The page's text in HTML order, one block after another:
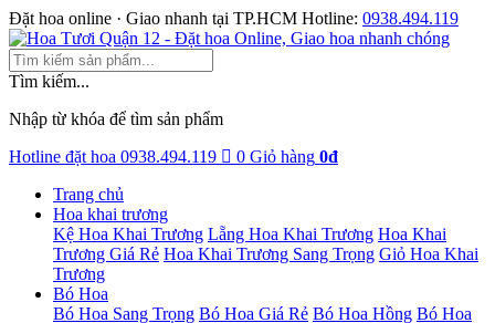
Đặt hoa online · Giao nhanh tại TP.HCM Hotline: 0938.494.119
Tìm kiếm...
Nhập từ khóa để tìm sản phẩm
Hotline đặt hoa 0938.494.119 0 Giỏ hàng 0đ
Trang chủ
Hoa khai trương
Kệ Hoa Khai Trương Lẵng Hoa Khai Trương Hoa Khai
Trương Giá Rẻ Hoa Khai Trương Sang Trọng Giỏ Hoa Khai
Trương
Bó Hoa
Bó Hoa Sang Trọng Bó Hoa Giá Rẻ Bó Hoa Hồng Bó Hoa